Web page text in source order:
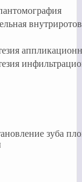
зуба